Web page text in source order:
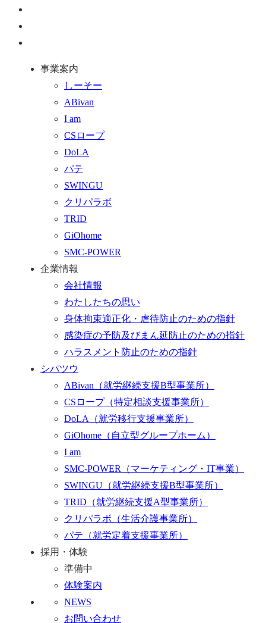
事業案内
しーそー
ABivan
I am
CSロープ
DoLA
パテ
SWINGU
クリパラボ
TRID
GiOhome
SMC-POWER
企業情報
会社情報
わたしたちの思い
身体拘束適正化・虐待防止のための指針
感染症の予防及びまん延防止のための指針
ハラスメント防止のための指針
シパツウ
ABivan （就労継続支援B型事業所）
CSロープ （特定相談支援事業所）
DoLA （就労移行支援事業所）
GiOhome （自立型グループホーム）
I am
SMC-POWER （マーケティング・IT事業）
SWINGU （就労継続支援B型事業所）
TRID （就労継続支援A型事業所）
クリパラボ （生活介護事業所）
パテ （就労定着支援事業所）
採用・体験
準備中
体験案内
NEWS
お問い合わせ